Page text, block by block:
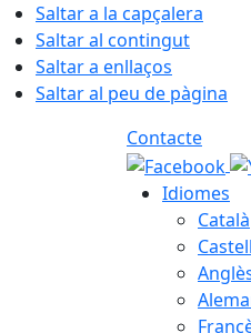
Saltar a la capçalera
Saltar al contingut
Saltar a enllaços
Saltar al peu de pàgina
Contacte
Idiomes
Català